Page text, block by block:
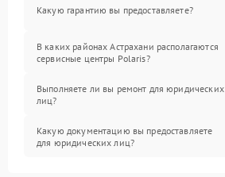
Какую гарантию вы предоставляете?
В каких районах Астрахани располагаются
сервисные центры Polaris?
Выполняете ли вы ремонт для юридических
лиц?
Какую документацию вы предоставляете
для юридических лиц?